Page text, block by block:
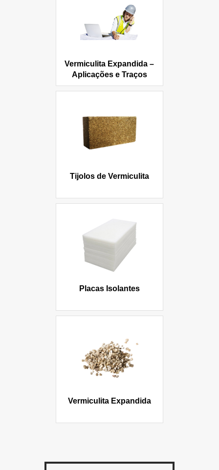
Vermiculita Expandida –
Aplicações e Traços
Tijolos de Vermiculita
Placas Isolantes
Vermiculita Expandida